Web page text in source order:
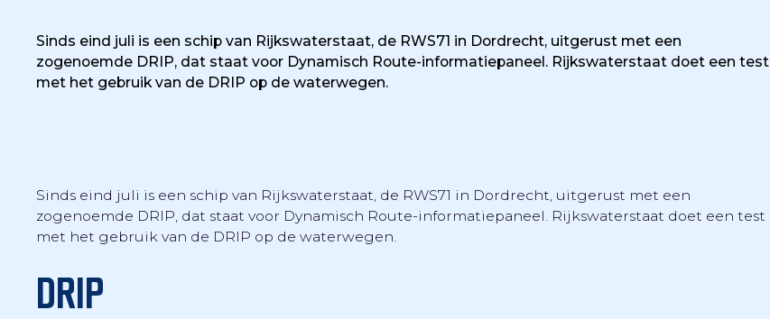
Sinds eind juli is een schip van Rijkswaterstaat, de RWS71 in Dordrecht, uitgerust met een
zogenoemde DRIP, dat staat voor Dynamisch Route-informatiepaneel. Rijkswaterstaat doet een test
met het gebruik van de DRIP op de waterwegen.
Sinds eind juli is een schip van Rijkswaterstaat, de RWS71 in Dordrecht, uitgerust met een
zogenoemde DRIP, dat staat voor Dynamisch Route-informatiepaneel. Rijkswaterstaat doet een test
met het gebruik van de DRIP op de waterwegen.
DRIP